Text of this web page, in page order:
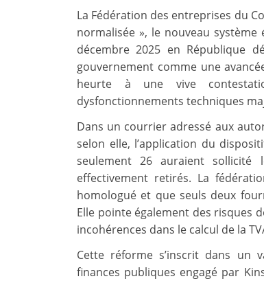
La Fédération des entreprises du
normalisée », le nouveau
décembre 2025 en République
gouvernement comme une
heurte à une vive
dysfonctionnements techniques
Dans un courrier adressé aux
selon elle, l’application du
seulement 26 auraient sollicité
effectivement retirés. La
homologué et que seuls deux
Elle pointe également des risques
incohérences dans le calcul de la
Cette réforme s’inscrit dans un
finances publiques engagé par